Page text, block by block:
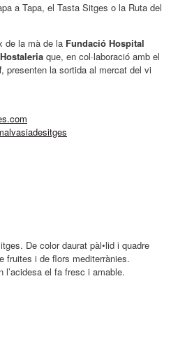
a Tapa, el Tasta Sitges o la Ruta del
de la mà de la Fundació Hospital
que, en col·laboració amb el
, presenten la sortida al mercat del vi
De color daurat pàl•lid i quadre
fruites i de flors mediterrànies.
l’acidesa el fa fresc i amable.